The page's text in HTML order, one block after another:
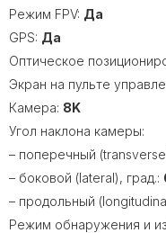
Режим FPV: Да
GPS: Да
Оптическое
Экран на пульте
Камера: 8K
Угол наклона камеры:
– поперечный
– боковой (lateral), град.:
– продольный
Режим обнаружения и